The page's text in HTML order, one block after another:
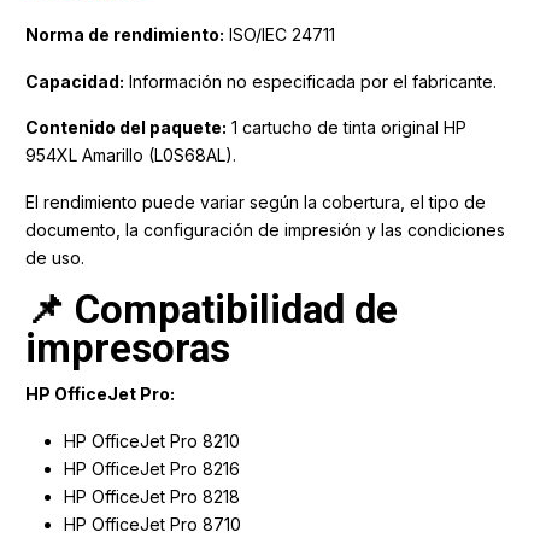
Norma de rendimiento: ISO/IEC 24711
Capacidad: Información no especificada por el fabricante.
Contenido del paquete: 1 cartucho de tinta original HP
954XL Amarillo (L0S68AL).
El rendimiento puede variar según la cobertura, el tipo de
documento, la configuración de impresión y las condiciones
de uso.
📌 Compatibilidad de
impresoras
HP OfficeJet Pro:
HP OfficeJet Pro 8210
HP OfficeJet Pro 8216
HP OfficeJet Pro 8218
HP OfficeJet Pro 8710